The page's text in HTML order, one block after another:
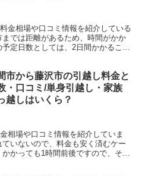
金相場や口コミ情報を紹介している
では距離があるため、時間がかか
定日数としては、2日間かかること
市から藤沢市の引越し料金と
・口コミ/単身引越し・家族
越しはいくら？
相場や口コミ情報を紹介していま
いないので、料金も安く済むケー
かっても1時間前後ですので、その